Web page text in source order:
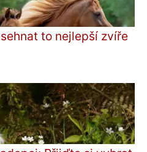
to nejlepší zvíře